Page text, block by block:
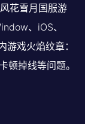
花雪月国服游
、iOS、
戏火焰纹章：
顿掉线等问题。